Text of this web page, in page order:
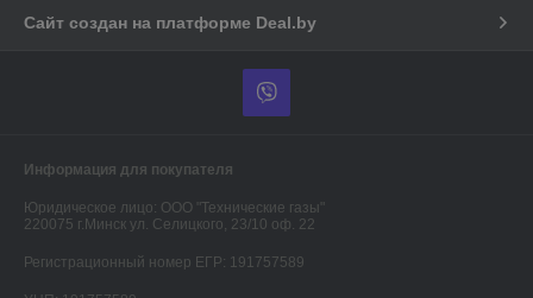
Сайт создан на платформе Deal.by
Информация для покупателя
Юридическое лицо: ООО "Технические газы"
220075 г.Минск ул. Селицкого, 23/10 оф. 22
Регистрационный номер ЕГР: 191757589